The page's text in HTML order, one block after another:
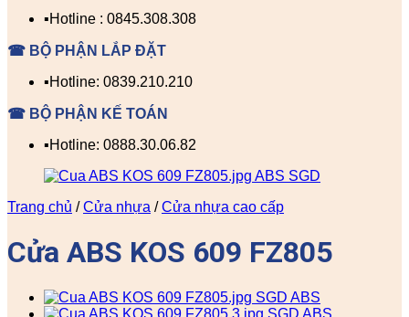
▪️Hotline : 0845.308.308
☎ BỘ PHẬN LẮP ĐẶT
▪️Hotline: 0839.210.210
☎ BỘ PHẬN KẾ TOÁN
▪️Hotline: 0888.30.06.82
Trang chủ / Cửa nhựa / Cửa nhựa cao cấp
Cửa ABS KOS 609 FZ805